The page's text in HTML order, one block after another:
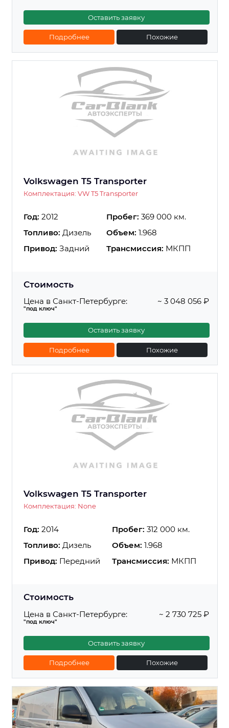
Оставить заявку
Подробнее Похожие
Volkswagen T5 Transporter
Комплектация: VW T5 Transporter
Год: 2012 Пробег: 369 000 км.
Топливо: Дизель Объем: 1.968
Привод: Задний Трансмиссия: МКПП
Стоимость
Цена в Санкт-Петербурге:
"под ключ"
~ 3 048 056 ₽
Оставить заявку
Подробнее Похожие
Volkswagen T5 Transporter
Комплектация: None
Год: 2014 Пробег: 312 000 км.
Топливо: Дизель Объем: 1.968
Привод: Передний Трансмиссия: МКПП
Стоимость
Цена в Санкт-Петербурге:
"под ключ"
~ 2 730 725 ₽
Оставить заявку
Подробнее Похожие